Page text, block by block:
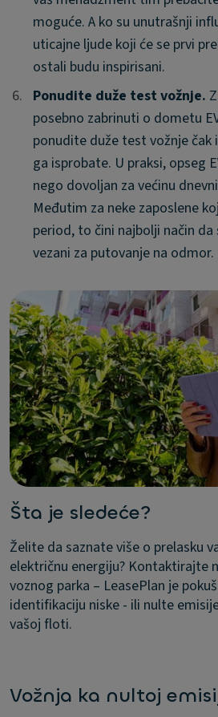
moguće. A ko su unutrašnji
uticajne ljude koji će se prvi
ostali budu inspirisani.
6.
6. Ponudite duže test vožnje.
posebno zabrinuti o dometu
ponudite duže test vožnje čak
ga isprobate. U praksi, opseg
nego dovoljan za većinu
Međutim za neke zaposlene
period, to čini najbolji način
vezani za putovanje na odmor.
Šta je sledeće?
Želite da saznate više o prelasku
električnu energiju? Kontaktirajte
voznog parka – LeasePlan je
identifikaciju niske - ili nulte
vašoj floti.
Vožnja ka nultoj